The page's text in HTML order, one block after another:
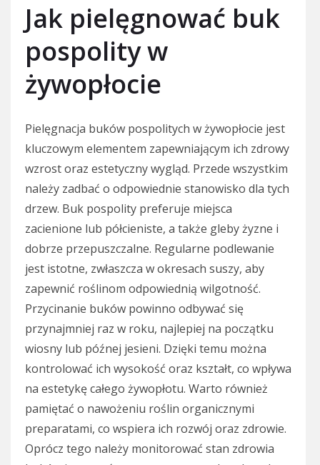
Jak pielęgnować buk
pospolity w
żywopłocie
Pielęgnacja buków pospolitych w żywopłocie jest
kluczowym elementem zapewniającym ich zdrowy
wzrost oraz estetyczny wygląd. Przede wszystkim
należy zadbać o odpowiednie stanowisko dla tych
drzew. Buk pospolity preferuje miejsca
zacienione lub półcieniste, a także gleby żyzne i
dobrze przepuszczalne. Regularne podlewanie
jest istotne, zwłaszcza w okresach suszy, aby
zapewnić roślinom odpowiednią wilgotność.
Przycinanie buków powinno odbywać się
przynajmniej raz w roku, najlepiej na początku
wiosny lub późnej jesieni. Dzięki temu można
kontrolować ich wysokość oraz kształt, co wpływa
na estetykę całego żywopłotu. Warto również
pamiętać o nawożeniu roślin organicznymi
preparatami, co wspiera ich rozwój oraz zdrowie.
Oprócz tego należy monitorować stan zdrowia